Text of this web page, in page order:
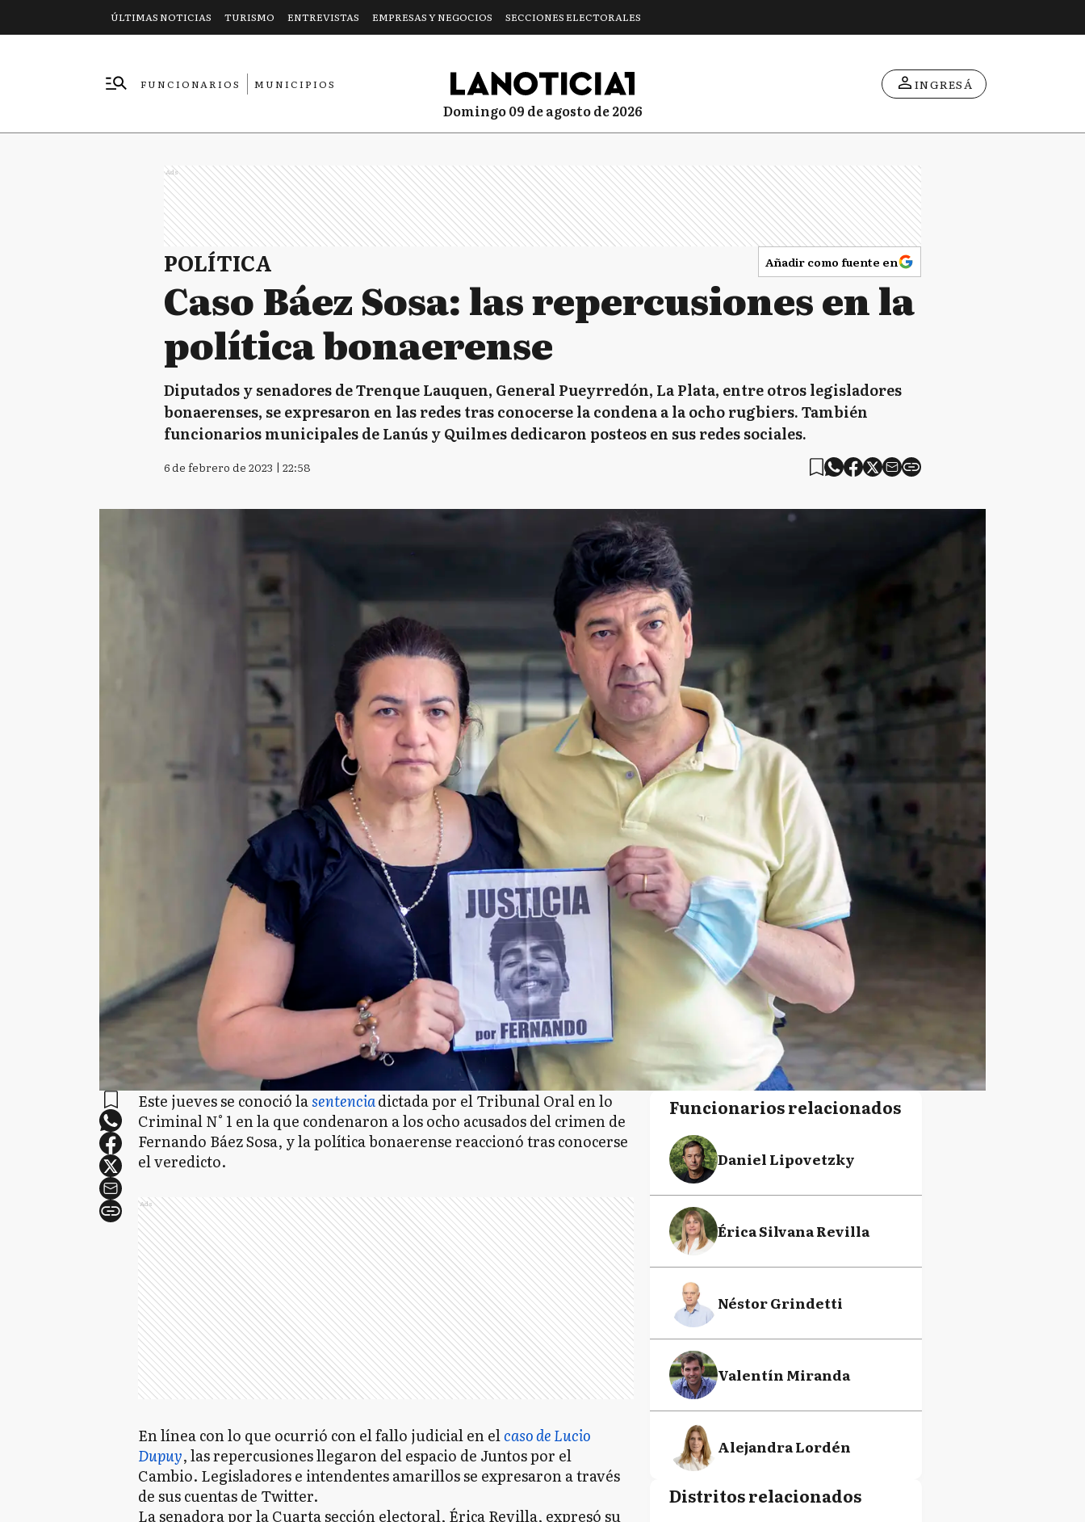
ÚLTIMAS NOTICIAS TURISMO ENTREVISTAS EMPRESAS Y NEGOCIOS SECCIONES ELECTORALES
FUNCIONARIOS
MUNICIPIOS
domingo 09 de agosto de 2026
INGRESÁ
Ads
POLÍTICA Añadir como fuente en
Caso Báez Sosa: las repercusiones en la
política bonaerense
Diputados y senadores de Trenque Lauquen, General Pueyrredón, La Plata, entre otros legisladores
bonaerenses, se expresaron en las redes tras conocerse la condena a la ocho rugbiers. También
funcionarios municipales de Lanús y Quilmes dedicaron posteos en sus redes sociales.
6 de febrero de 2023 | 22:58
Este jueves se conoció lasentenciadictada por el Tribunal Oral en lo
Criminal N° 1 en la que condenaron a los ocho acusados del crimen de
Fernando Báez Sosa, y la política bonaerense reaccionó tras conocerse
el veredicto.
Ads
En línea con lo que ocurrió con el fallo judicial en elcaso de Lucio
Dupuy, las repercusiones llegaron del espacio de Juntos por el
Cambio. Legisladores e intendentes amarillos se expresaron a través
de sus cuentas de Twitter.
La senadora por la Cuarta sección electoral, Érica Revilla, expresó su
Funcionarios relacionados
Daniel Lipovetzky
Érica Silvana Revilla
Néstor Grindetti
Valentín Miranda
Alejandra Lordén
Distritos relacionados